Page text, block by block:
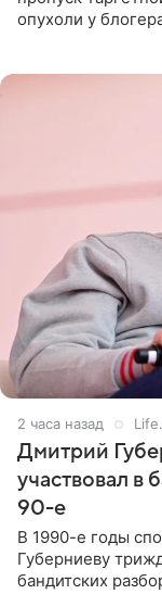
опухоли у
2 часа назад
Дмитрий
участвовал в
90-е
В 1990-е годы
Губерниеву
бандитских